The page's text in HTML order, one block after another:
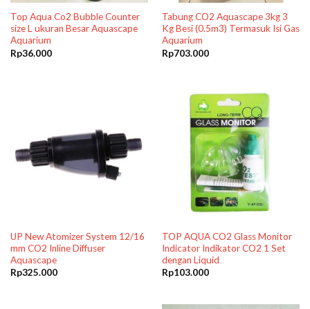
Top Aqua Co2 Bubble Counter
size L ukuran Besar Aquascape
Aquarium
Rp36.000
Tabung CO2 Aquascape 3kg 3
Kg Besi (0.5m3) Termasuk Isi Gas
Aquarium
Rp703.000
UP New Atomizer System 12/16
mm CO2 Inline Diffuser
Aquascape
Rp325.000
TOP AQUA CO2 Glass Monitor
Indicator Indikator CO2 1 Set
dengan Liquid
Rp103.000